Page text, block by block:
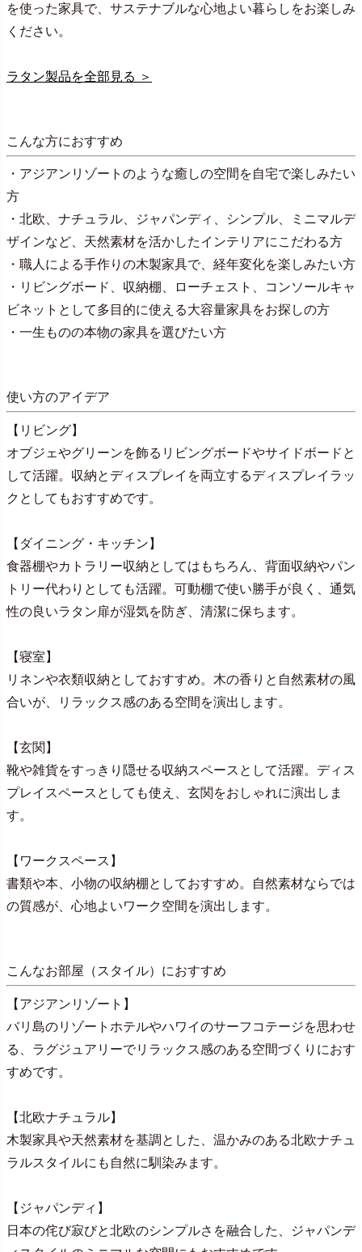
を使った家具で、サステナブルな心地よい暮らしをお楽しみ
ください。
ラタン製品を全部見る ＞
こんな方におすすめ
・アジアンリゾートのような癒しの空間を自宅で楽しみたい
方
・北欧、ナチュラル、ジャパンディ、シンプル、ミニマルデ
ザインなど、天然素材を活かしたインテリアにこだわる方
・職人による手作りの木製家具で、経年変化を楽しみたい方
・リビングボード、収納棚、ローチェスト、コンソールキャ
ビネットとして多目的に使える大容量家具をお探しの方
・一生ものの本物の家具を選びたい方
使い方のアイデア
【リビング】
オブジェやグリーンを飾るリビングボードやサイドボードと
して活躍。収納とディスプレイを両立するディスプレイラッ
クとしてもおすすめです。
【ダイニング・キッチン】
食器棚やカトラリー収納としてはもちろん、背面収納やパン
トリー代わりとしても活躍。可動棚で使い勝手が良く、通気
性の良いラタン扉が湿気を防ぎ、清潔に保ちます。
【寝室】
リネンや衣類収納としておすすめ。木の香りと自然素材の風
合いが、リラックス感のある空間を演出します。
【玄関】
靴や雑貨をすっきり隠せる収納スペースとして活躍。ディス
プレイスペースとしても使え、玄関をおしゃれに演出しま
す。
【ワークスペース】
書類や本、小物の収納棚としておすすめ。自然素材ならでは
の質感が、心地よいワーク空間を演出します。
こんなお部屋（スタイル）におすすめ
【アジアンリゾート】
バリ島のリゾートホテルやハワイのサーフコテージを思わせ
る、ラグジュアリーでリラックス感のある空間づくりにおす
すめです。
【北欧ナチュラル】
木製家具や天然素材を基調とした、温かみのある北欧ナチュ
ラルスタイルにも自然に馴染みます。
【ジャパンディ】
日本の侘び寂びと北欧のシンプルさを融合した、ジャパンデ